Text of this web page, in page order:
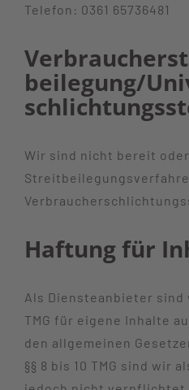
Telefon: 0361 65736481
beilegung/
Wir sind nicht bereit
Haftung für
Als Diensteanbieter sind
TMG für eigene Inhalte
den allgemeinen
§§ 8 bis 10 TMG sind wir